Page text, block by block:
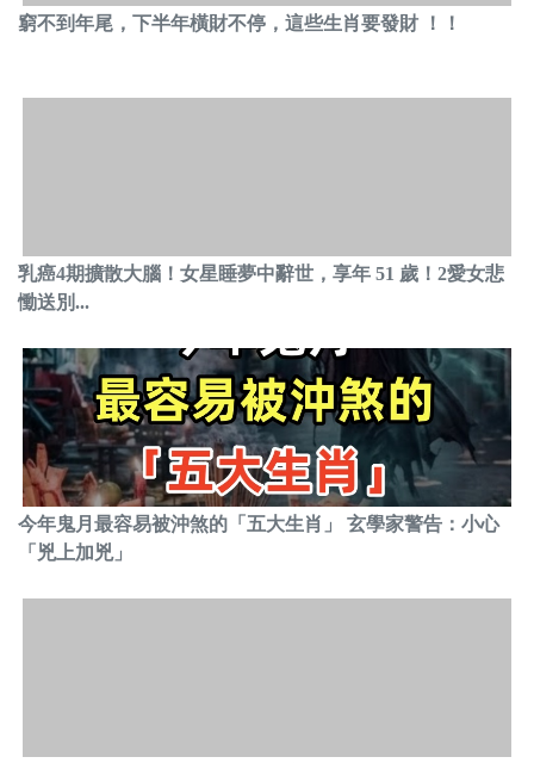
窮不到年尾，下半年橫財不停，這些生肖要發財 ！！
乳癌4期擴散大腦！女星睡夢中辭世，享年 51 歲！2愛女悲
慟送別...
今年鬼月最容易被沖煞的「五大生肖」 玄學家警告：小心
「兇上加兇」